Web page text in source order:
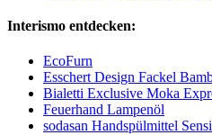
Interismo entdecken:
EcoFurn
Esschert Design Fackel
Bialetti Exclusive Moka
Feuerhand Lampenöl
sodasan Handspülmittel